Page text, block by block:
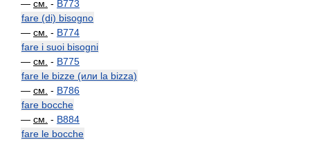
— см. - B773
fare (di) bisogno
— см. - B774
fare i suoi bisogni
— см. - B775
fare le bizze (или la bizza)
— см. - B786
fare bocche
— см. - B884
fare le bocche